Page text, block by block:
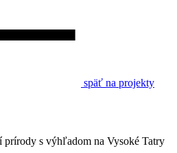
späť na projekty
prírody s výhľadom na Vysoké Tatry